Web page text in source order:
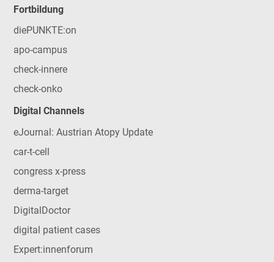
Fortbildung
diePUNKTE:on
apo-campus
check-innere
check-onko
Digital Channels
eJournal: Austrian Atopy Update
car-t-cell
congress x-press
derma-target
DigitalDoctor
digital patient cases
Expert:innenforum